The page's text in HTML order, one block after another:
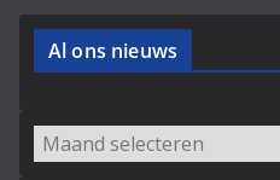
Al ons nieuws
Archieven